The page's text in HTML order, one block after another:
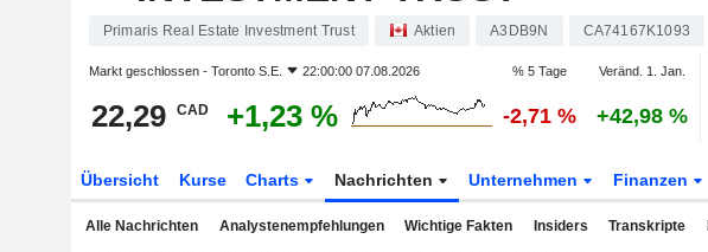
Primaris Real Estate Investment Trust Aktien A3DB9N CA74167K1093
Markt geschlossen - Toronto S.E. 22:00:00 07.08.2026 % 5 Tage Veränd. 1. Jan.
22,29 CAD +1,23 % -2,71 % +42,98 %
Übersicht Kurse Charts Nachrichten Unternehmen Finanzen
Alle Nachrichten Analystenempfehlungen Wichtige Fakten Insiders Transkripte